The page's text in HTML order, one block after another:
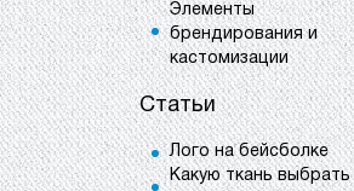
Элементы
брендирования и
кастомизации
Статьи
Лого на бейсболке
Какую ткань выбрать